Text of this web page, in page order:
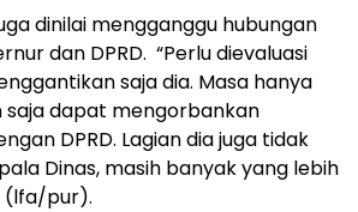
dinilai mengganggu hubungan
dan DPRD. “Perlu dievaluasi
saja dia. Masa hanya
saja dapat mengorbankan
DPRD. Lagian dia juga tidak
Dinas, masih banyak yang lebih
(lfa/pur).